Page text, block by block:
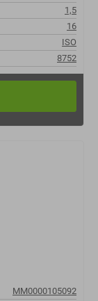
1,5
16
ISO
8752
MM0000105092